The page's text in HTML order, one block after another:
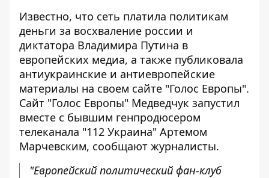
Известно, что сеть платила политикам
деньги за восхваление россии и
диктатора Владимира Путина в
европейских медиа, а также публиковала
антиукраинские и антиевропейские
материалы на своем сайте "Голос Европы".
Сайт "Голос Европы" Медведчук запустил
вместе с бывшим генпродюсером
телеканала "112 Украина" Артемом
Марчевским, сообщают журналисты.
"Европейский политический фан-клуб